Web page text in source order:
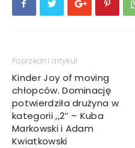
Poprzedni artykuł
Kinder Joy of moving
chłopców. Dominację
potwierdziła drużyna w
kategorii ,,2’’ – Kuba
Markowski i Adam
Kwiatkowski